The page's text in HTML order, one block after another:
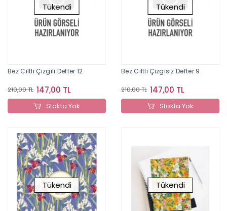
Tükendi
Bez Ciltli Çizgili Defter 12
210,00 TL 147,00 TL
Stokta Yok
Tükendi
Bez Ciltli Çizgisiz Defter 9
210,00 TL 147,00 TL
Stokta Yok
Tükendi Tükendi